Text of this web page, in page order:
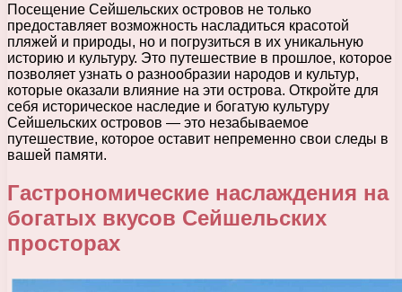
Посещение Сейшельских островов не только
предоставляет возможность насладиться красотой
пляжей и природы, но и погрузиться в их уникальную
историю и культуру. Это путешествие в прошлое, которое
позволяет узнать о разнообразии народов и культур,
которые оказали влияние на эти острова. Откройте для
себя историческое наследие и богатую культуру
Сейшельских островов — это незабываемое
путешествие, которое оставит непременно свои следы в
вашей памяти.
Гастрономические наслаждения на
богатых вкусов Сейшельских
просторах